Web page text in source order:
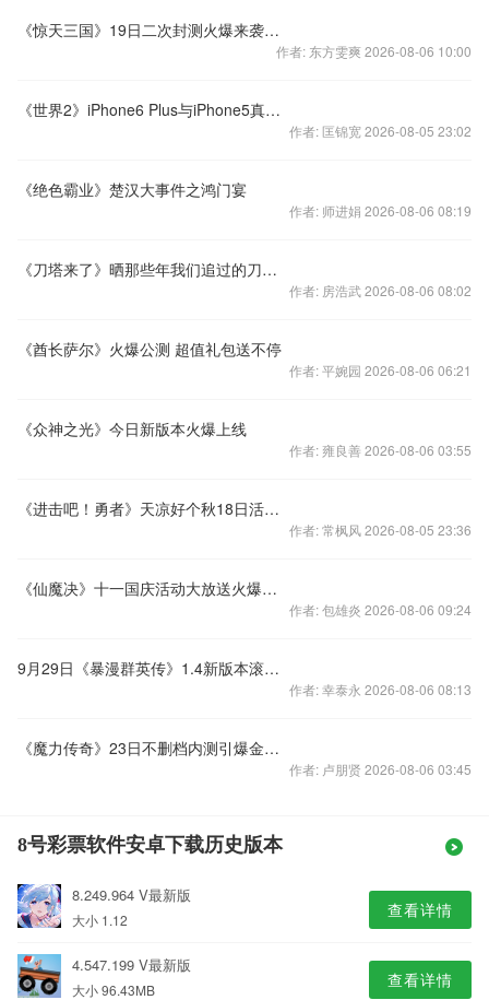
《惊天三国》19日二次封测火爆来袭貂蝉等你领回家
作者: 东方雯爽 2026-08-06 10:00
《世界2》iPhone6 Plus与iPhone5真机对比试玩
作者: 匡锦宽 2026-08-05 23:02
《绝色霸业》楚汉大事件之鸿门宴
作者: 师进娟 2026-08-06 08:19
《刀塔来了》晒那些年我们追过的刀塔大神
作者: 房浩武 2026-08-06 08:02
《酋长萨尔》火爆公测 超值礼包送不停
作者: 平婉园 2026-08-06 06:21
《众神之光》今日新版本火爆上线
作者: 雍良善 2026-08-06 03:55
《进击吧！勇者》天凉好个秋18日活动精彩不用愁
作者: 常枫风 2026-08-05 23:36
《仙魔决》十一国庆活动大放送火爆来袭
作者: 包雄炎 2026-08-06 09:24
9月29日《暴漫群英传》1.4新版本滚烫出炉
作者: 幸泰永 2026-08-06 08:13
《魔力传奇》23日不删档内测引爆金秋手游热潮
作者: 卢朋贤 2026-08-06 03:45
8号彩票软件安卓下载历史版本
8.249.964 V最新版
大小 1.12 查看详情
4.547.199 V最新版
大小 96.43MB 查看详情